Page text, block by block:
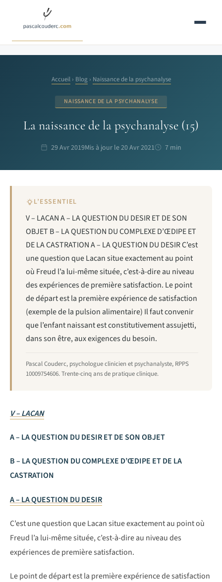
Accueil› Blog› Naissance de la psychanalyse
NAISSANCE DE LA PSYCHANALYSE
La naissance de la psychanalyse (15)
29 Avr 2019Mis à jour le 20 Avr 2021 7 min
L’ESSENTIEL
V – LACAN A – LA QUESTION DU DESIR ET DE SON
OBJET B – LA QUESTION DU COMPLEXE D’ŒDIPE ET
DE LA CASTRATION A – LA QUESTION DU DESIR C’est
une question que Lacan situe exactement au point
où Freud l’a lui-même située, c’est-à-dire au niveau
des expériences de première satisfaction. Le point
de départ est la première expérience de satisfaction
(exemple de la pulsion alimentaire) Il faut convenir
que l’enfant naissant est constitutivement assujetti,
dans son être, aux exigences du besoin.
Pascal Couderc, psychologue clinicien et psychanalyste, RPPS
10009754606. Trente-cinq ans de pratique clinique.
V – LACAN
A – LA QUESTION DU DESIR ET DE SON OBJET
B – LA QUESTION DU COMPLEXE D’ŒDIPE ET DE LA
CASTRATION
A – LA QUESTION DU DESIR
C’est une question que Lacan situe exactement au point où
Freud l’a lui-même située, c’est-à-dire au niveau des
expériences de première satisfaction.
Le point de départ est la première expérience de satisfaction